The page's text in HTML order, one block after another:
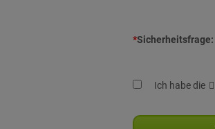
*Sicherheitsfrage:
Ich habe die